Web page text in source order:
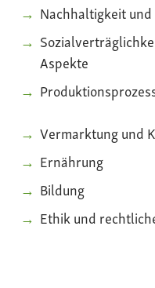
Nachhaltigkeit
Aspekte
Vermarktung und
Ernährung
Bildung
Ethik und